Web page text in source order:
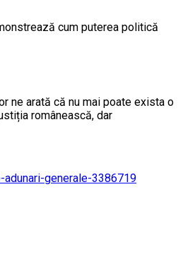
cum puterea politică
ne arată că nu mai poate exista o
românească, dar
generale-3386719